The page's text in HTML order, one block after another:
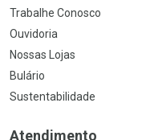
Trabalhe Conosco
Ouvidoria
Nossas Lojas
Bulário
Sustentabilidade
Atendimento